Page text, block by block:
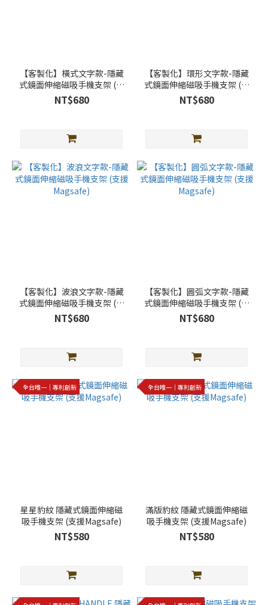
【客製化】橫式文字款-隱藏
式鏡面伸縮磁吸手機支架 (支
援Magsafe)
NT$680
【客製化】環形文字款-隱藏
式鏡面伸縮磁吸手機支架 (支
援Magsafe)
NT$680
【客製化】波浪文字款-隱藏
式鏡面伸縮磁吸手機支架 (支
援Magsafe)
NT$680
【客製化】圓弧文字款-隱藏
式鏡面伸縮磁吸手機支架 (支
援Magsafe)
NT$680
全台唯一｜專利創新
星星豹紋 隱藏式鏡面伸縮磁
吸手機支架 (支援Magsafe)
NT$580
全台唯一｜專利創新
滿版豹紋 隱藏式鏡面伸縮磁
吸手機支架 (支援Magsafe)
NT$580